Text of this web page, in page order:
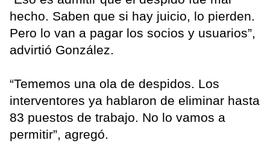
hecho. Saben que si hay juicio, lo pierden.
Pero lo van a pagar los socios y usuarios”,
advirtió González.
“Tememos una ola de despidos. Los
interventores ya hablaron de eliminar hasta
83 puestos de trabajo. No lo vamos a
permitir”, agregó.